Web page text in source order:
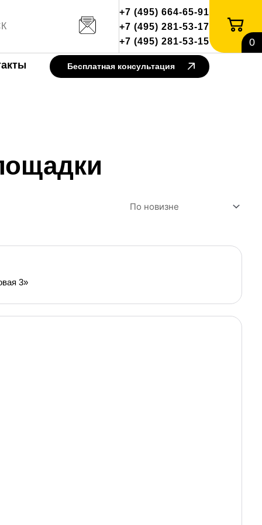
+7 (495) 664-65-91
+7 (495) 281-53-17
+7 (495) 281-53-15
0
Бесплатная консультация
3»